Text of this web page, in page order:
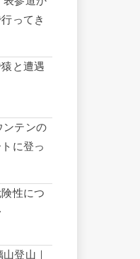
ってき
と遭遇
ンテンの
に登っ
性につ
登山｜